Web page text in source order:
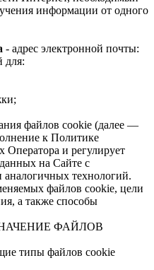
информации от одного
- адрес электронной почты:
для:
файлов сookie (далее —
к Политике
Оператора и регулирует
на Сайте с
аналогичных технологий.
файлов сookie, цели
а также способы
ФАЙЛОВ
типы файлов сookie